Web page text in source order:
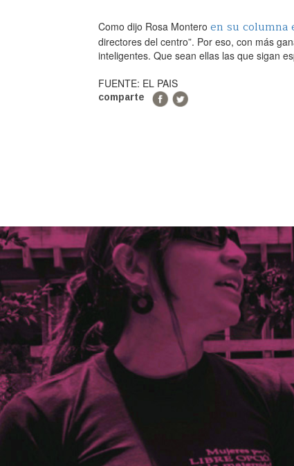
Como dijo Rosa Montero en su columna
directores del centro”. Por eso, con más
inteligentes. Que sean ellas las que sigan
FUENTE: EL PAIS
comparte